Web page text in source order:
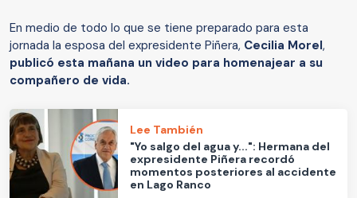
En medio de todo lo que se tiene preparado para esta
jornada la esposa del expresidente Piñera, Cecilia Morel,
publicó esta mañana un video para homenajear a su
compañero de vida.
Lee También
"Yo salgo del agua y...": Hermana del
expresidente Piñera recordó
momentos posteriores al accidente
en Lago Ranco